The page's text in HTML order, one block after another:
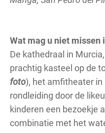
Wat mag u niet missen
De kathedraal in
prachtig kasteel op de
foto), het amfitheater in
rondleiding door de
kinderen een bezoekje
combinatie met het